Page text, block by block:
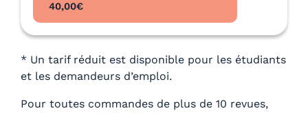
40,00€
* Un tarif réduit est disponible pour les étudiants
et les demandeurs d’emploi.
Pour toutes commandes de plus de 10 revues,